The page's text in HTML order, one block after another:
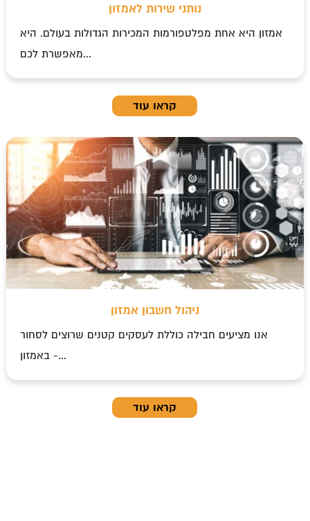
נותני שירות לאמזון
אמזון היא אחת מפלטפורמות המכירות הגדולות בעולם. היא
מאפשרת לכם...
קראו עוד
ניהול חשבון אמזון
אנו מציעים חבילה כוללת לעסקים קטנים שרוצים לסחור
באמזון -...
קראו עוד